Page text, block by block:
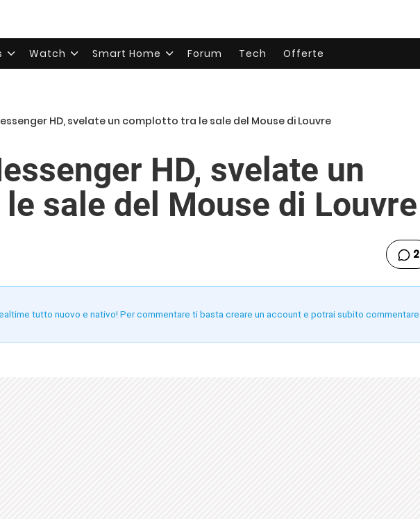
Watch Smart Home Forum Tech Offerte
HD, svelate un complotto tra le sale del Mouse di Louvre
HD, svelate un
sale del Mouse di Louvre
2
tutto nuovo e nativo! Per commentare ti basta creare un account e potrai subito commentare.